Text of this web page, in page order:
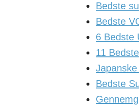
Bedste
Bedste
6 Bedste
11
Bedste